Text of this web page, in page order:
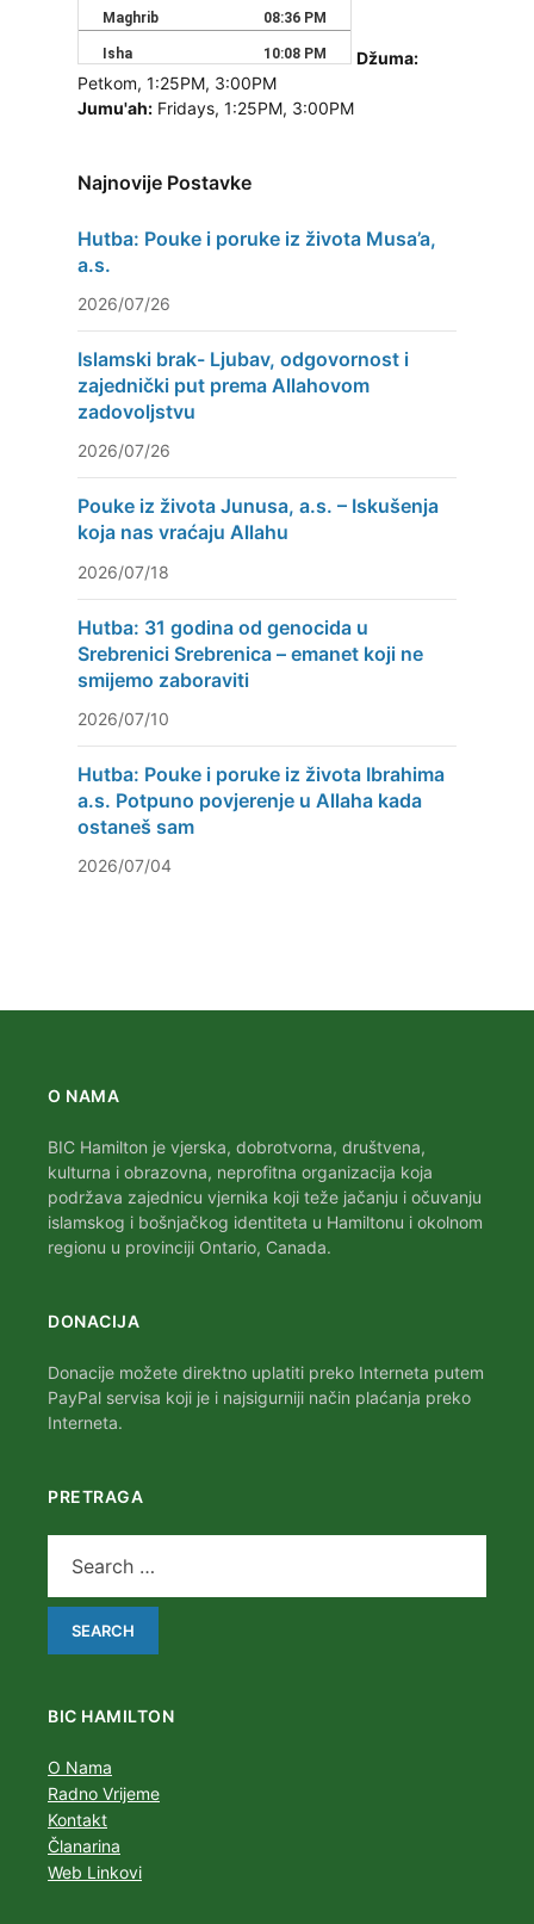
Džuma:
Petkom, 1:25PM, 3:00PM
Jumu'ah: Fridays, 1:25PM, 3:00PM
Najnovije Postavke
Hutba: Pouke i poruke iz života Musa’a,
a.s.
2026/07/26
Islamski brak- Ljubav, odgovornost i
zajednički put prema Allahovom
zadovoljstvu
2026/07/26
Pouke iz života Junusa, a.s. – Iskušenja
koja nas vraćaju Allahu
2026/07/18
Hutba: 31 godina od genocida u
Srebrenici Srebrenica – emanet koji ne
smijemo zaboraviti
2026/07/10
Hutba: Pouke i poruke iz života Ibrahima
a.s. Potpuno povjerenje u Allaha kada
ostaneš sam
2026/07/04
O NAMA
BIC Hamilton je vjerska, dobrotvorna, društvena,
kulturna i obrazovna, neprofitna organizacija koja
podržava zajednicu vjernika koji teže jačanju i očuvanju
islamskog i bošnjačkog identiteta u Hamiltonu i okolnom
regionu u provinciji Ontario, Canada.
DONACIJA
Donacije možete direktno uplatiti preko Interneta putem
PayPal servisa koji je i najsigurniji način plaćanja preko
Interneta.
PRETRAGA
BIC HAMILTON
O Nama
Radno Vrijeme
Kontakt
Članarina
Web Linkovi